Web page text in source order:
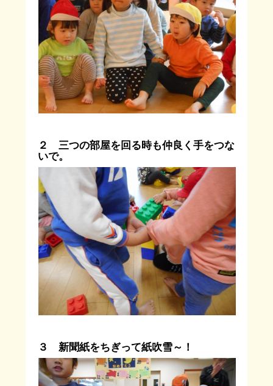
２ 三つの部屋を回る時も仲良く手をつな
いで。
３ 新聞紙をちぎって紙吹雪～！